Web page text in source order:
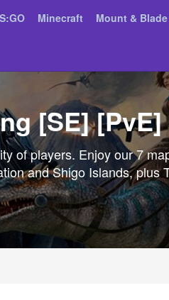
Minecraft Mount & Blade
[SE] [PvE]
of players. Enjoy our 7
and Shigo Islands, plus